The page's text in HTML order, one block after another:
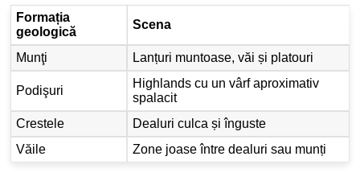
Formația
geologică
Scena
Munţi Lanțuri muntoase, văi și platouri
Podişuri
Highlands cu un vârf aproximativ
spalacit
Crestele
Dealuri culca și înguste
Văile
Zone joase între dealuri sau munți